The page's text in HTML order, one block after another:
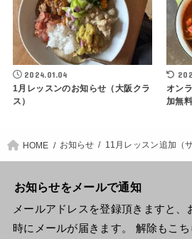
2024.01.04
1月レッスンのお知らせ（大阪クラ
ス）
オン
加無料
HOME お知らせ 11月レッスン追加（
お知らせをメールで通知
メールアドレスを登録頂きますと、
時にメールが届きます。 解除もこち